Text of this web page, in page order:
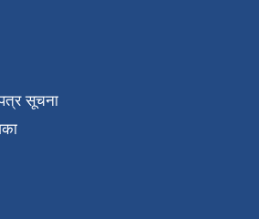
सूचना